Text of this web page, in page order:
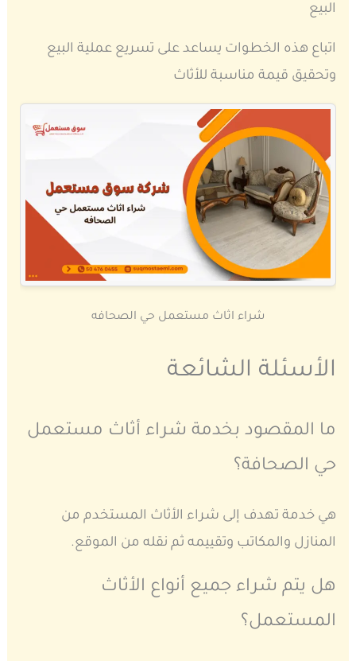
البيع
اتباع هذه الخطوات يساعد على تسريع عملية البيع
وتحقيق قيمة مناسبة للأثاث
شراء اثاث مستعمل حي الصحافه
الأسئلة الشائعة
ما المقصود بخدمة شراء أثاث مستعمل
حي الصحافة؟
هي خدمة تهدف إلى شراء الأثاث المستخدم من
المنازل والمكاتب وتقييمه ثم نقله من الموقع.
هل يتم شراء جميع أنواع الأثاث
المستعمل؟